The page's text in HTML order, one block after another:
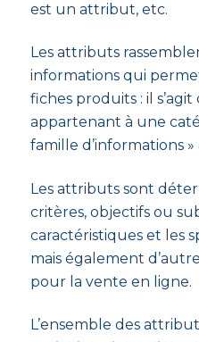
est un attribut, etc.
Les attributs
informations qui
fiches produits : il s’agit
appartenant à une
famille d’informations
Les attributs sont
critères, objectifs ou
caractéristiques et les
mais également
pour la vente en ligne.
L’ensemble des